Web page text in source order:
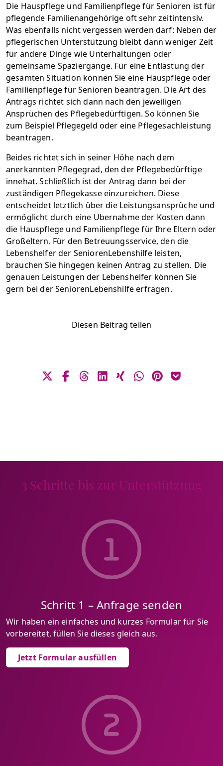
Die Hauspflege und Familienpflege für Senioren ist für
pflegende Familienangehörige oft sehr zeitintensiv.
Was ebenfalls nicht vergessen werden darf: Neben der
pflegerischen Unterstützung bleibt dann weniger Zeit
für andere Dinge wie Unterhaltungen oder
gemeinsame Spaziergänge. Für eine Entlastung der
gesamten Situation können Sie eine Hauspflege oder
Familienpflege für Senioren beantragen. Die Art des
Antrags richtet sich dann nach den jeweiligen
Ansprüchen des Pflegebedürftigen. So können Sie
zum Beispiel Pflegegeld oder eine Pflegesachleistung
beantragen.
Beides richtet sich in seiner Höhe nach dem
anerkannten Pflegegrad, den der Pflegebedürftige
innehat. Schließlich ist der Antrag dann bei der
zuständigen Pflegekasse einzureichen. Diese
entscheidet letztlich über die Leistungsansprüche und
ermöglicht durch eine Übernahme der Kosten dann
die Hauspflege und Familienpflege für Ihre Eltern oder
Großeltern. Für den Betreuungsservice, den die
Lebenshelfer der SeniorenLebenshilfe leisten,
brauchen Sie hingegen keinen Antrag zu stellen. Die
genauen Leistungen der Lebenshelfer können Sie
gern bei der SeniorenLebenshilfe erfragen.
Diesen Beitrag teilen
3 Schritte bis zur Unterstützung
Schritt 1 – Anfrage senden
Wir haben ein einfaches und kurzes Formular für Sie
vorbereitet, füllen Sie dieses gleich aus.
Jetzt Formular ausfüllen